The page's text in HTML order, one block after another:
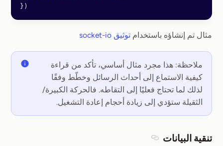
})
مثال تم إنشاؤه باستخدام توثيق socket-io
ملاحظة: هذا مجرد مثال أساسي، تأكد من قراءة
كيفية الاستماع إلى أحداث الرسائل وخطّط وفقًا
لذلك لما تحتاج فعليًا إلى التقاطه. فالحركة الكبيرة/
الثقيلة ستؤدي إلى زيادة أحجام إعادة التشغيل.
تنقية البيانات